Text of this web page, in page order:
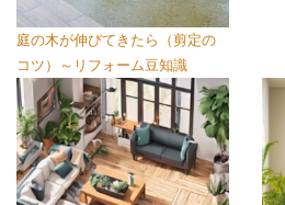
庭の木が伸びてきたら（剪定の
コツ）～リフォーム豆知識